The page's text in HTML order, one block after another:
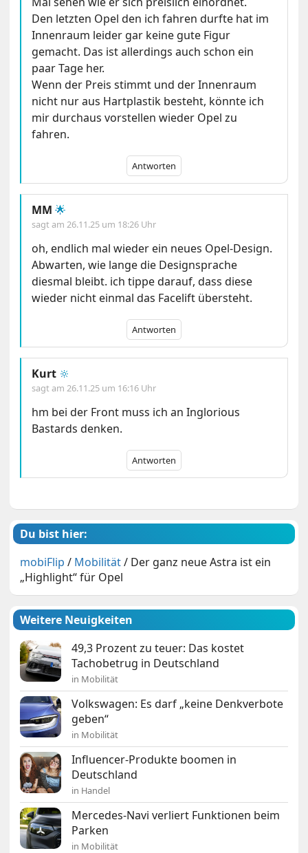
Den letzten Opel den ich fahren durfte hat im
Innenraum leider gar keine gute Figur
gemacht. Das ist allerdings auch schon ein
paar Tage her.
Wenn der Preis stimmt und der Innenraum
nicht nur aus Hartplastik besteht, könnte ich
mir durchaus vorstellen wieder Opel zu
fahren.
Antworten
MM 🌟
sagt am 26.11.25 um 18:26 Uhr
oh, endlich mal wieder ein neues Opel-Design.
Abwarten, wie lange die Designsprache
diesmal bleibt. ich tippe darauf, dass diese
wieder nicht einmal das Facelift übersteht.
Antworten
Kurt 🔆
sagt am 26.11.25 um 16:16 Uhr
hm bei der Front muss ich an Inglorious
Bastards denken.
Antworten
Du bist hier:
mobiFlip / Mobilität/ Der ganz neue Astra ist ein
„Highlight“ für Opel
Weitere Neuigkeiten
49,3 Prozent zu teuer: Das kostet
Tachobetrug in Deutschland
in Mobilität
Volkswagen: Es darf „keine Denkverbote
geben“
in Mobilität
Influencer-Produkte boomen in
Deutschland
in Handel
Mercedes-Navi verliert Funktionen beim
Parken
in Mobilität